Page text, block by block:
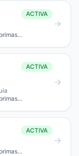
ACTIVA
ACTIVA
ACTIVA